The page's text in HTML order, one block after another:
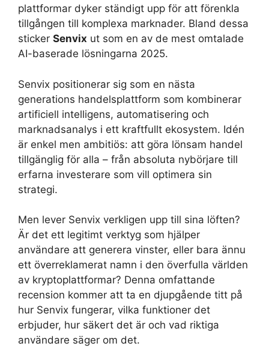
plattformar dyker ständigt upp för att förenkla
tillgången till komplexa marknader. Bland dessa
sticker Senvix ut som en av de mest omtalade
AI-baserade lösningarna 2025.
Senvix positionerar sig som en nästa
generations handelsplattform som kombinerar
artificiell intelligens, automatisering och
marknadsanalys i ett kraftfullt ekosystem. Idén
är enkel men ambitiös: att göra lönsam handel
tillgänglig för alla – från absoluta nybörjare till
erfarna investerare som vill optimera sin
strategi.
Men lever Senvix verkligen upp till sina löften?
Är det ett legitimt verktyg som hjälper
användare att generera vinster, eller bara ännu
ett överreklamerat namn i den överfulla världen
av kryptoplattformar? Denna omfattande
recension kommer att ta en djupgående titt på
hur Senvix fungerar, vilka funktioner det
erbjuder, hur säkert det är och vad riktiga
användare säger om det.